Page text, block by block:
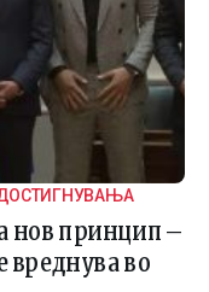
нов принцип –
вреднува во